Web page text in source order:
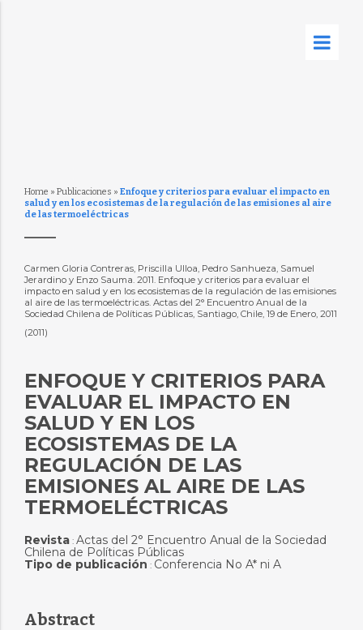
Home » Publicaciones » Enfoque y criterios para evaluar el impacto en
salud y en los ecosistemas de la regulación de las emisiones al aire
de las termoeléctricas
Carmen Gloria Contreras, Priscilla Ulloa, Pedro Sanhueza, Samuel
Jerardino y Enzo Sauma. 2011. Enfoque y criterios para evaluar el
impacto en salud y en los ecosistemas de la regulación de las emisiones
al aire de las termoeléctricas. Actas del 2° Encuentro Anual de la
Sociedad Chilena de Políticas Públicas, Santiago, Chile, 19 de Enero, 2011
(2011)
ENFOQUE Y CRITERIOS PARA
EVALUAR EL IMPACTO EN
SALUD Y EN LOS
ECOSISTEMAS DE LA
REGULACIÓN DE LAS
EMISIONES AL AIRE DE LAS
TERMOELÉCTRICAS
Revista: Actas del 2° Encuentro Anual de la Sociedad
Chilena de Políticas Públicas
Tipo de publicación : Conferencia No A* ni A
Abstract